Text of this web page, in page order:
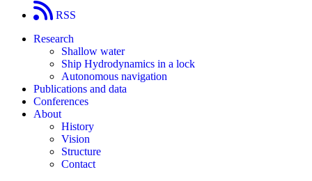
RSS
Research
Shallow water
Ship Hydrodynamics in a lock
Autonomous navigation
Publications and data
Conferences
About
History
Vision
Structure
Contact